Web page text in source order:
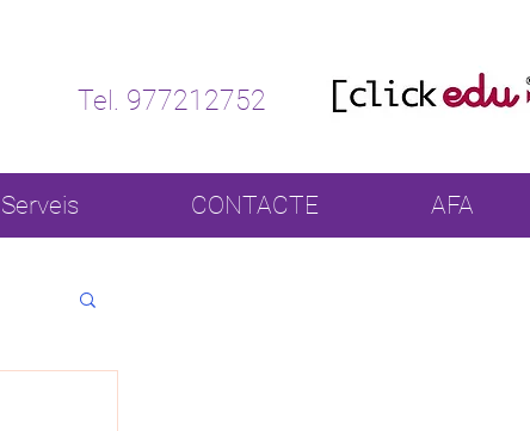
Tel. 977212752
Serveis CONTACTE AFA